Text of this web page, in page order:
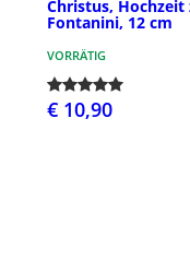
Christus, Hochzeit
Fontanini, 12 cm
VORRÄTIG
€ 10,90